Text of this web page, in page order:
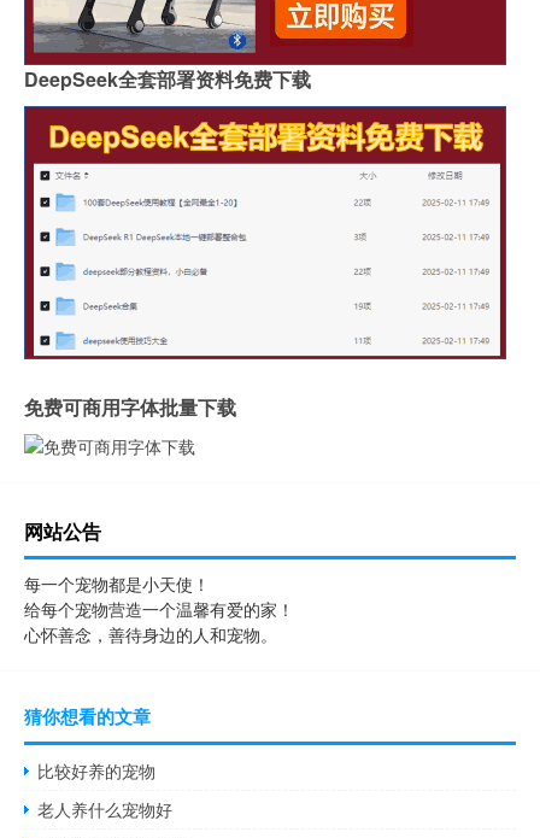
DeepSeek全套部署资料免费下载
免费可商用字体批量下载
网站公告
每一个宠物都是小天使！
给每个宠物营造一个温馨有爱的家！
心怀善念，善待身边的人和宠物。
猜你想看的文章
比较好养的宠物
老人养什么宠物好